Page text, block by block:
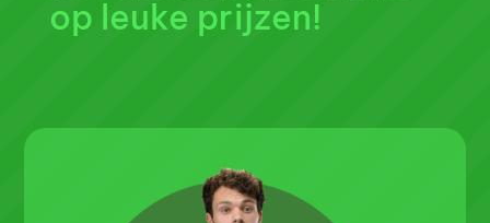
op leuke prijzen!